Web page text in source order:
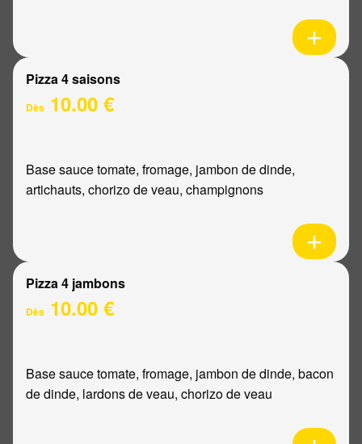
Pizza 4 saisons
Dès 10.00 €
Base sauce tomate, fromage, jambon de dinde,
artichauts, chorizo de veau, champignons
Pizza 4 jambons
Dès 10.00 €
Base sauce tomate, fromage, jambon de dinde, bacon
de dinde, lardons de veau, chorizo de veau